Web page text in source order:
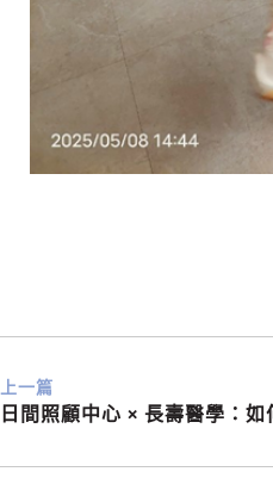
上一篇
日間照顧中心 × 長壽醫學：如